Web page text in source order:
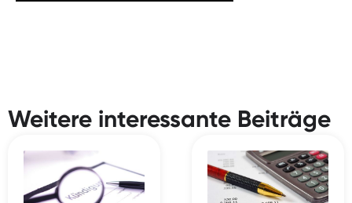
Weitere interessante Beiträge